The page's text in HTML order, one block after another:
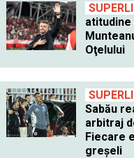
Oţelului
Sabău
arbitraj
Fiecare
greşeli